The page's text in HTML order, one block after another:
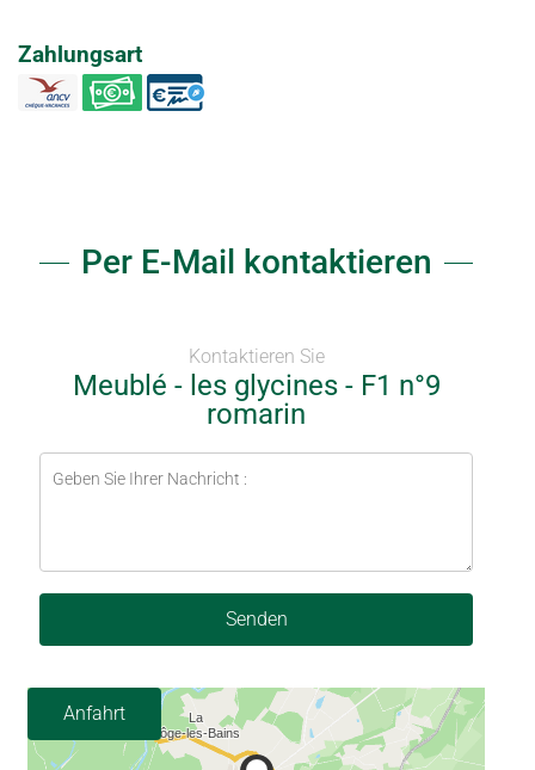
Zahlungsart
Per E-Mail kontaktieren
Kontaktieren Sie
Meublé - les glycines - F1 n°9
romarin
Senden
Anfahrt